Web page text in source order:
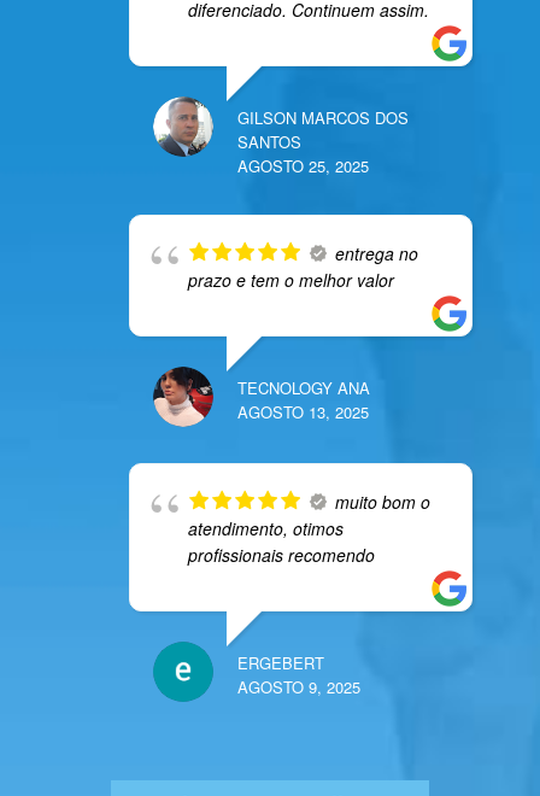
diferenciado. Continuem assim.
GILSON MARCOS DOS
SANTOS
AGOSTO 25, 2025
entrega no
prazo e tem o melhor valor
TECNOLOGY ANA
AGOSTO 13, 2025
muito bom o
atendimento, otimos
profissionais recomendo
ERGEBERT
AGOSTO 9, 2025